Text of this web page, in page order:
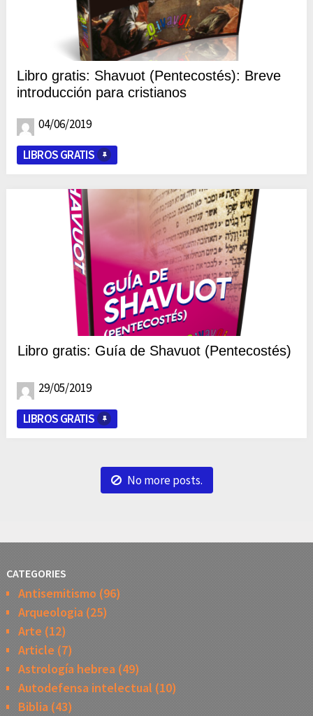
Libro gratis: Shavuot (Pentecostés): Breve
introducción para cristianos
04/06/2019
LIBROS GRATIS
Libro gratis: Guía de Shavuot (Pentecostés)
29/05/2019
LIBROS GRATIS
No more posts.
CATEGORIES
Antisemitismo (96)
Arqueologia(25)
Arte (12)
Article (7)
Astrología hebrea(49)
Autodefensa intelectual (10)
Biblia(43)